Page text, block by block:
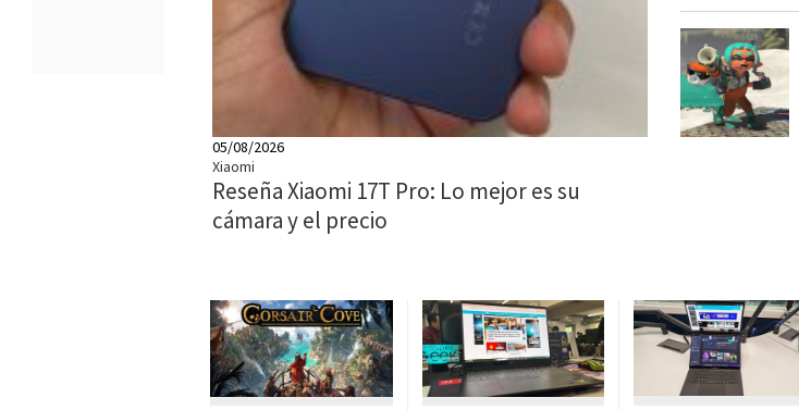
05/08/2026
Xiaomi
Reseña Xiaomi 17T Pro: Lo mejor es su
cámara y el precio